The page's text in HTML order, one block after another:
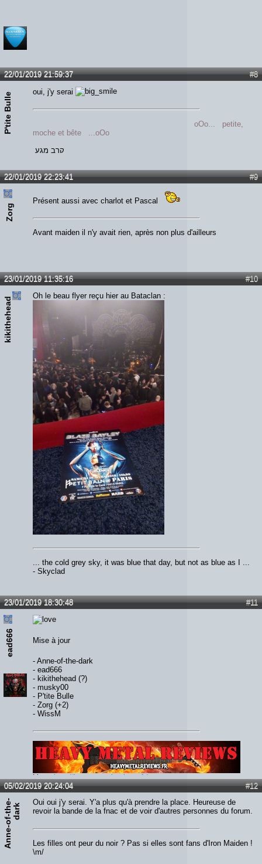
#8
22/01/2019 21:59:37
P'tite Bulle oui, j'y serai
oOo... petite,
moche et bête ...oOo
קרב מגע
#9
22/01/2019 22:23:41
Zorg
Présent aussi avec charlot et Pascal
Avant maiden il n'y avait rien, après non plus d'ailleurs
#10
23/01/2019 11:35:16
kikithehead
Oh le beau flyer reçu hier au Bataclan :
... the cold grey sky, it was blue that day, but not as blue as I ...
- Skyclad
#11
23/01/2019 18:30:48
ead666 Mise à jour
- Anne-of-the-dark
- ead666
- kikithehead (?)
- musky00
- P'tite Bulle
- Zorg (+2)
- WissM
Lien :http://heavymetalreviews.fr/
#12
05/02/2019 20:24:04
A
n
n
e
-
o
f
-
t
h
e
-
d
a
rk
Oui oui j'y serai. Y'a plus qu'à prendre la place. Heureuse de
revoir la bande de la fnac et de voir d'autres personnes du forum.
Les filles ont peur du noir ? Pas si elles sont fans d'Iron Maiden !
\m/